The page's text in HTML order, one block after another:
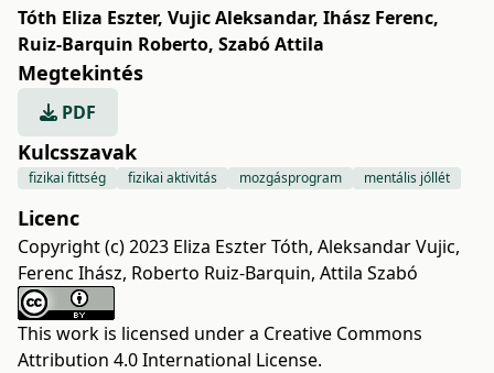
Tóth Eliza Eszter, Vujic Aleksandar, Ihász Ferenc,
Ruiz-Barquin Roberto, Szabó Attila
Megtekintés
PDF
Kulcsszavak
fizikai fittség fizikai aktivitás mozgásprogram mentális jóllét
Licenc
Copyright (c) 2023 Eliza Eszter Tóth, Aleksandar Vujic,
Ferenc Ihász, Roberto Ruiz-Barquin, Attila Szabó
This work is licensed under a Creative Commons
Attribution 4.0 International License.